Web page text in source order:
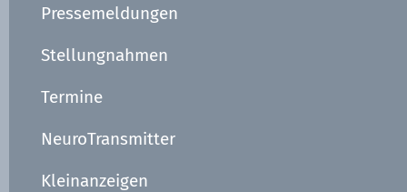
Pressemeldungen
Stellungnahmen
Termine
NeuroTransmitter
Kleinanzeigen